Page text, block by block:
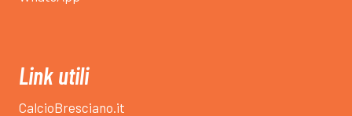
Link utili
CalcioBresciano.it